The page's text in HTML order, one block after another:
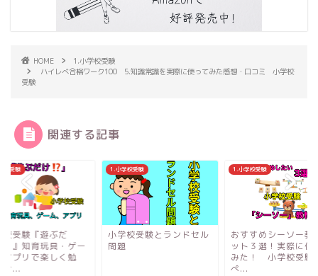
HOME
1.小学校受験
ハイレべ合格ワーク100 5.知識常識を実際に使ってみた感想・口コミ 小学校
受験
関連する記事
校受験
校受験『遊ぶだ
！』知育玩具・ゲー
アプリで楽しく勉
お...
1.小学校受験
小学校受験とランドセル
問題
1.小学校受験
おすすめシーソー教
ット３選！実際に使
みた！ 小学校受験
ぺ...